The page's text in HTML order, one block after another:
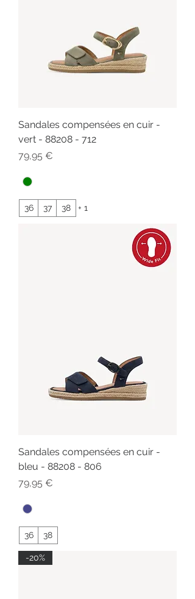
Sandales compensées en cuir -
vert - 88208 - 712
Prix
79,95 €
36 37 38 + 1
Sandales compensées en cuir -
bleu - 88208 - 806
Prix
79,95 €
36 38
-20%